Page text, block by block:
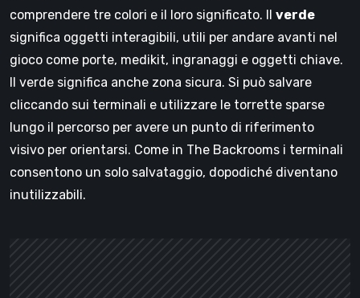
comprendere tre colori e il loro significato. Il verde
significa oggetti interagibili, utili per andare avanti nel
gioco come porte, medikit, ingranaggi e oggetti chiave.
Il verde significa anche zona sicura. Si può salvare
cliccando sui terminali e utilizzare le torrette sparse
lungo il percorso per avere un punto di riferimento
visivo per orientarsi. Come in The Backrooms i terminali
consentono un solo salvataggio, dopodiché diventano
inutilizzabili.